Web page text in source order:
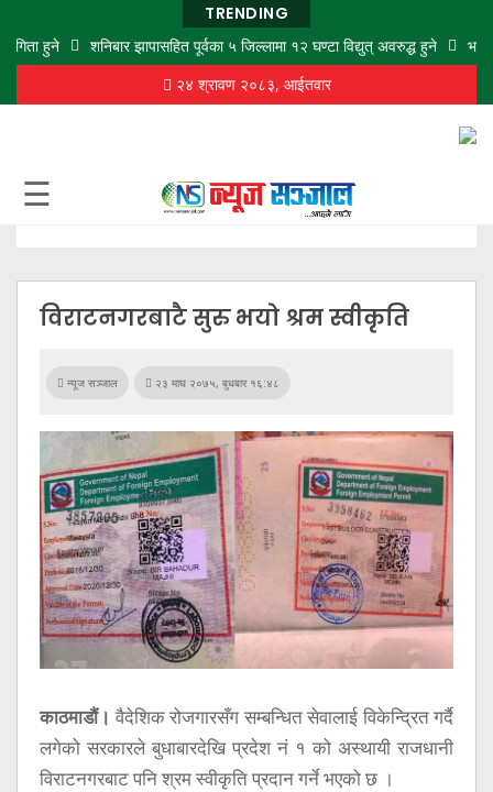
TRENDING
हुने शनिबार झापासहित पूर्वका ५ जिल्लामा १२ घण्टा विद्युत् अवरुद्ध हुने
२४ श्रावण २०८३, आईतवार
☰
विराटनगरबाटै सुरु भयो श्रम स्वीकृति
न्यूज सञ्जाल २३ माघ २०७५, बुधबार १६:४८
काठमाडौं। वैदेशिक रोजगारसँग सम्बन्धित सेवालाई विकेन्द्रित गर्दै
लगेको सरकारले बुधाबारदेखि प्रदेश नं १ को अस्थायी राजधानी
विराटनगरबाट पनि श्रम स्वीकृति प्रदान गर्ने भएको छ ।
विचार
बजार
खेलकुद
सूचना
प्रविधि
अन्तर्वार्ता
अन्तर्राष्ट्रिय
स्वास्थ्य
विज्ञापन
Tech